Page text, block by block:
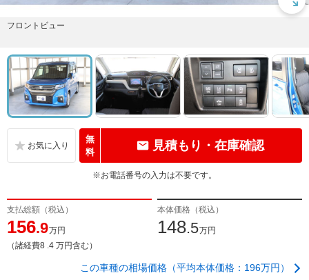
フロントビュー
無
料
見積もり・在庫確認
※お電話番号の入力は不要です。
支払総額（税込）
156.9万円
（諸経費8 .4 万円含む）
本体価格（税込）
148.5万円
この車種の相場価格（平均本体価格：196万円）